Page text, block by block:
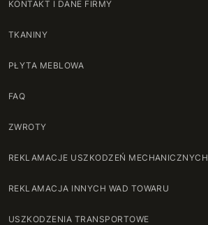
KONTAKT I DANE FIRMY
TKANINY
PŁYTA MEBLOWA
FAQ
ZWROTY
REKLAMACJE USZKODZEŃ MECHANICZNYCH
REKLAMACJA INNYCH WAD TOWARU
USZKODZENIA TRANSPORTOWE